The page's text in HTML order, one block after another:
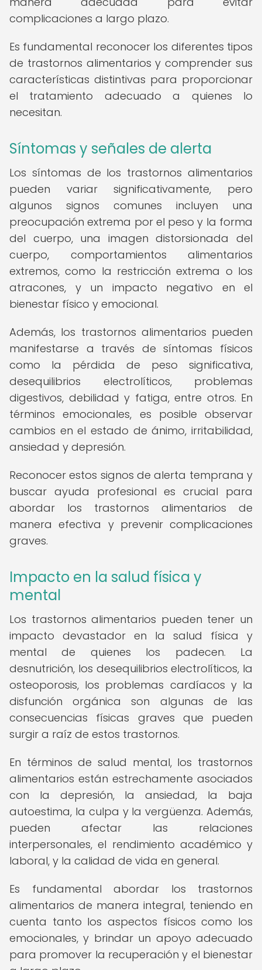
complicaciones a largo plazo.
Es fundamental reconocer los diferentes tipos
de trastornos alimentarios y comprender sus
características distintivas para proporcionar
el tratamiento adecuado a quienes lo
necesitan.
Síntomas y señales de alerta
Los síntomas de los trastornos alimentarios
pueden variar significativamente, pero
algunos signos comunes incluyen una
preocupación extrema por el peso y la forma
del cuerpo, una imagen distorsionada del
cuerpo, comportamientos alimentarios
extremos, como la restricción extrema o los
atracones, y un impacto negativo en el
bienestar físico y emocional.
Además, los trastornos alimentarios pueden
manifestarse a través de síntomas físicos
como la pérdida de peso significativa,
desequilibrios electrolíticos, problemas
digestivos, debilidad y fatiga, entre otros. En
términos emocionales, es posible observar
cambios en el estado de ánimo, irritabilidad,
ansiedad y depresión.
Reconocer estos signos de alerta temprana y
buscar ayuda profesional es crucial para
abordar los trastornos alimentarios de
manera efectiva y prevenir complicaciones
graves.
Impacto en la salud física y
mental
Los trastornos alimentarios pueden tener un
impacto devastador en la salud física y
mental de quienes los padecen. La
desnutrición, los desequilibrios electrolíticos, la
osteoporosis, los problemas cardíacos y la
disfunción orgánica son algunas de las
consecuencias físicas graves que pueden
surgir a raíz de estos trastornos.
En términos de salud mental, los trastornos
alimentarios están estrechamente asociados
con la depresión, la ansiedad, la baja
autoestima, la culpa y la vergüenza. Además,
pueden afectar las relaciones
interpersonales, el rendimiento académico y
laboral, y la calidad de vida en general.
Es fundamental abordar los trastornos
alimentarios de manera integral, teniendo en
cuenta tanto los aspectos físicos como los
emocionales, y brindar un apoyo adecuado
para promover la recuperación y el bienestar